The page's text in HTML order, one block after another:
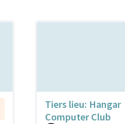
Tiers lieu: Hangar
Computer Club